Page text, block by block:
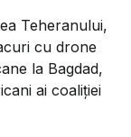
Teheranului,
cu drone
la Bagdad,
ai coaliției